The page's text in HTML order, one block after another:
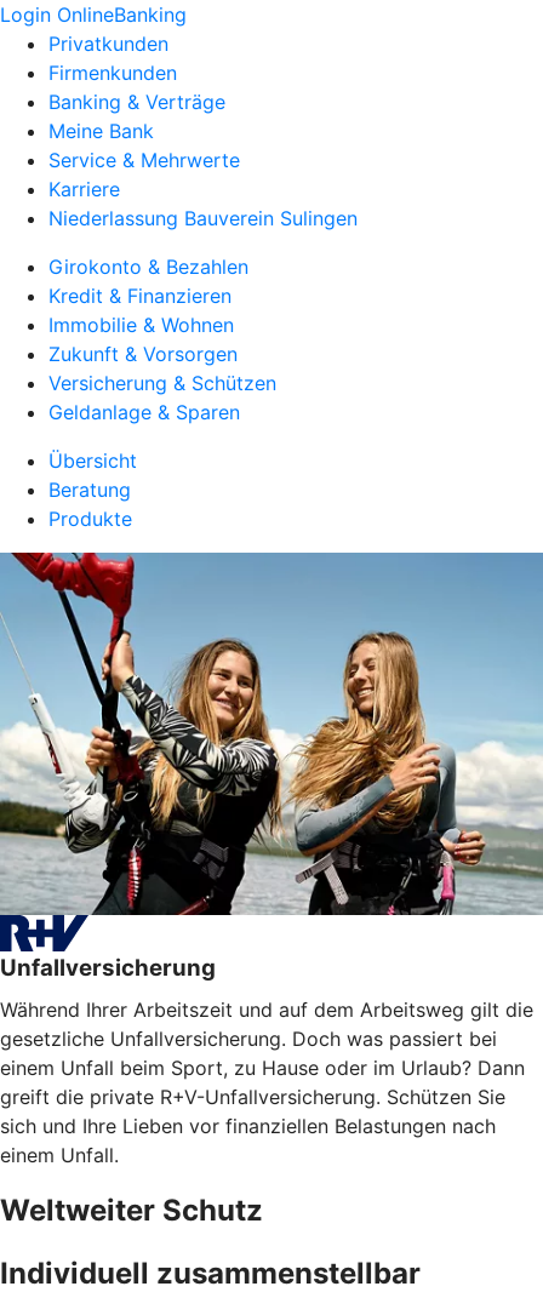
Login OnlineBanking
Privatkunden
Firmenkunden
Banking & Verträge
Meine Bank
Service & Mehrwerte
Karriere
Niederlassung Bauverein Sulingen
Girokonto & Bezahlen
Kredit & Finanzieren
Immobilie & Wohnen
Zukunft & Vorsorgen
Versicherung & Schützen
Geldanlage & Sparen
Übersicht
Beratung
Produkte
Unfallversicherung
Während Ihrer Arbeitszeit und auf dem Arbeitsweg gilt die
gesetzliche Unfallversicherung. Doch was passiert bei
einem Unfall beim Sport, zu Hause oder im Urlaub? Dann
greift die private R+V-Unfallversicherung. Schützen Sie
sich und Ihre Lieben vor finanziellen Belastungen nach
einem Unfall.
Weltweiter Schutz
Individuell zusammenstellbar